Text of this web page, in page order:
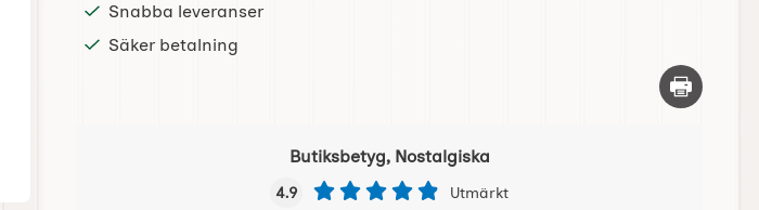
Snabba leveranser
Säker betalning
Skriv ut
Butiksbetyg, Nostalgiska
4.9 Utmärkt